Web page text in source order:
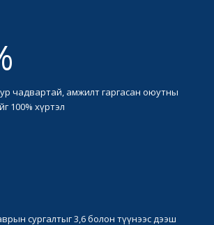
чадвартай, амжилт гаргасан оюутны
100% хүртэл
сургалтыг 3,6 болон түүнээс дээш